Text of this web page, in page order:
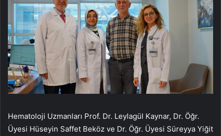
Hematoloji Uzmanları Prof. Dr. Leylagül Kaynar, Dr. Öğr.
Üyesi Hüseyin Saffet Beköz ve Dr. Öğr. Üyesi Süreyya Yiğit